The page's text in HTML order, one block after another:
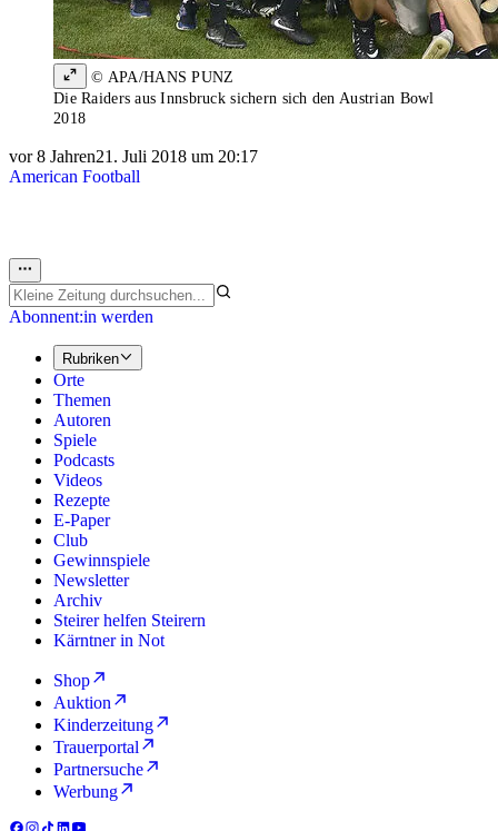
© APA/HANS PUNZ
Die Raiders aus Innsbruck sichern sich den Austrian Bowl
2018
vor 8 Jahren21. Juli 2018 um 20:17
American Football
Abonnent:in werden
Rubriken
Orte
Themen
Autoren
Spiele
Podcasts
Videos
Rezepte
E-Paper
Club
Gewinnspiele
Newsletter
Archiv
Steirer helfen Steirern
Kärntner in Not
Shop
Auktion
Kinderzeitung
Trauerportal
Partnersuche
Werbung